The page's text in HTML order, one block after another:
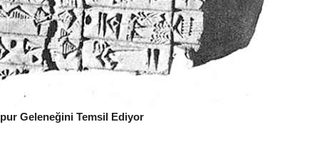
Geleneğini Temsil Ediyor